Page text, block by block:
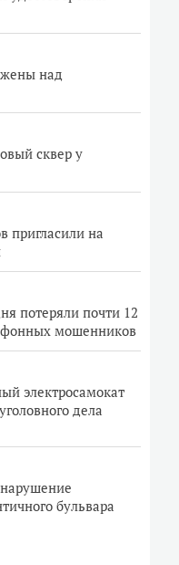
над
сквер у
пригласили на
потеряли почти 12
мошенников
электросамокат
дела
бульвара